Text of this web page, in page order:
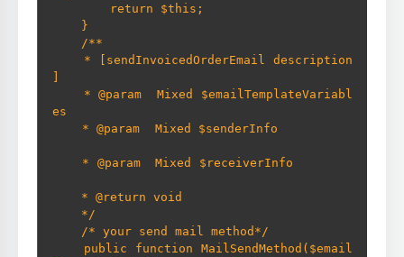
return $this;
}
/**
* [sendInvoicedOrderEmail description
* @param  Mixed $emailTemplateVariabl
es
* @param  Mixed $senderInfo
* @param  Mixed $receiverInfo
* @return void
*/
/* your send mail method*/
public function MailSendMethod($email